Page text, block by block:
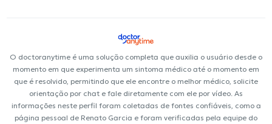
O doctoranytime é uma solução completa que auxilia o usuário desde o
momento em que experimenta um sintoma médico até o momento em
que é resolvido, permitindo que ele encontre o melhor médico, solicite
orientação por chat e fale diretamente com ele por vídeo. As
informações neste perfil foram coletadas de fontes confiáveis, como a
página pessoal de Renato Garcia e foram verificadas pela equipe do